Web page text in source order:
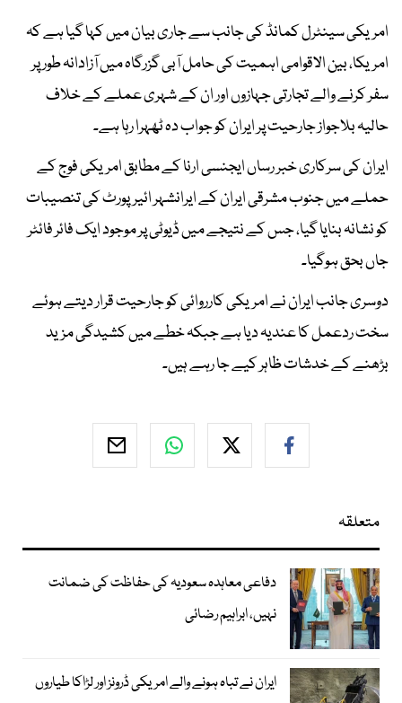
امریکی سینٹرل کمانڈ کی جانب سے جاری بیان میں کہا گیا ہے کہ
امریکا، بین الاقوامی اہمیت کی حامل آبی گزرگاہ میں آزادانہ طور پر
سفر کرنے والے تجارتی جہازوں اور ان کے شہری عملے کے خلاف
حالیہ بلاجواز جارحیت پر ایران کو جواب دہ ٹھہرا رہا ہے۔
ایران کی سرکاری خبر رساں ایجنسی ارنا کے مطابق امریکی فوج کے
حملے میں جنوب مشرقی ایران کے ایرانشہر ائیرپورٹ کی تنصیبات
کو نشانہ بنایا گیا، جس کے نتیجے میں ڈیوٹی پر موجود ایک فائر فائٹر
جاں بحق ہوگیا۔
دوسری جانب ایران نے امریکی کارروائی کو جارحیت قرار دیتے ہوئے
سخت ردعمل کا عندیہ دیا ہے جبکہ خطے میں کشیدگی مزید
بڑھنے کے خدشات ظاہر کیے جا رہے ہیں۔
متعلقہ
دفاعی معاہدہ سعودیہ کی حفاظت کی ضمانت
نہیں، ابراہیم رضائی
ایران نے تباہ ہونے والے امریکی ڈرونز اور لڑاکا طیاروں